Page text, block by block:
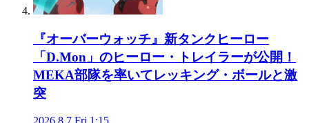
『オーバーウォッチ』新タンクヒーロー
「D.Mon」のヒーロー・トレイラーが公開！
MEKA部隊を率いてレッキング・ボールと激
突